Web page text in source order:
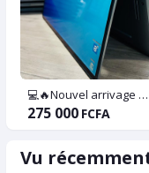
💻🔥Nouvel arrivage 💧 DELL Latitude x360 7400 2 en 1 💧Core i7 💧RAM 16 GB
275 000 FCFA
Vu